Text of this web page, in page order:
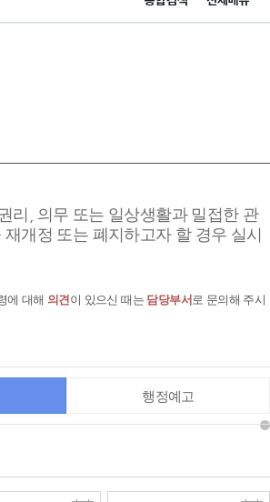
자정부 누리집입니다.
리, 의무 또는 일상생활과 밀접한 관
개정 또는 폐지하고자 할 경우 실시
에 대해 의견이 있으신 때는 담당부서 로 문의해 주시
행정예고